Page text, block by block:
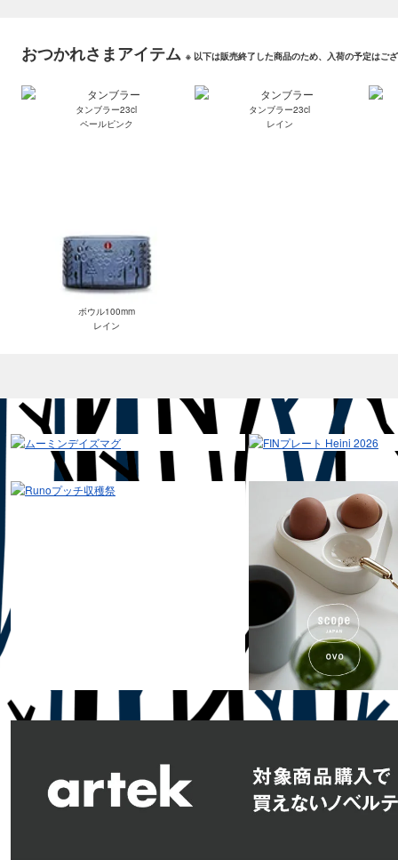
おつかれさまアイテム ※ 以下は販売終了した商品のため、入荷の予定はご
タンブラー23cl
ペールピンク
タンブラー23cl
レイン
ボウル100mm
レイン